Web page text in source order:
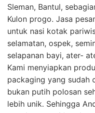
Sleman, Bantul,
Kulon progo. Jasa
untuk nasi kotak
selamatan, ospek,
selapanan bayi, ater-
Kami menyiapkan
packaging yang sudah
bukan putih polosan
lebih unik. Sehingga